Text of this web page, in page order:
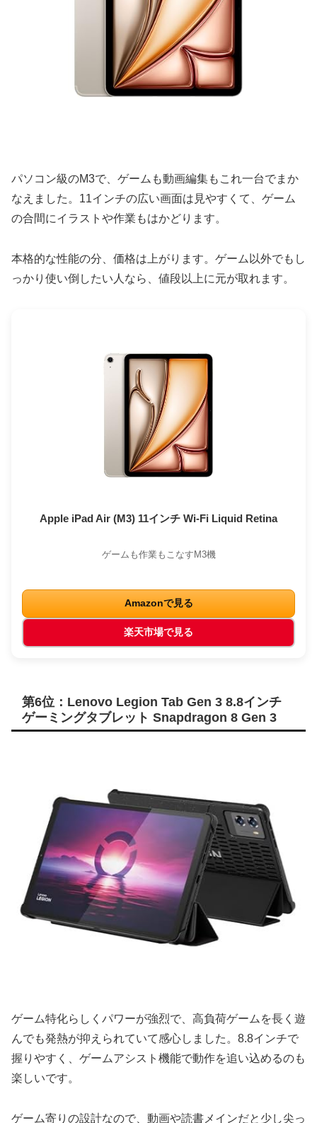
パソコン級のM3で、ゲームも動画編集もこれ一台でまか
なえました。11インチの広い画面は見やすくて、ゲーム
の合間にイラストや作業もはかどります。
本格的な性能の分、価格は上がります。ゲーム以外でもし
っかり使い倒したい人なら、値段以上に元が取れます。
Apple iPad Air (M3) 11インチ Wi-Fi Liquid Retina
ゲームも作業もこなすM3機
Amazonで見る
楽天市場で見る
第6位：Lenovo Legion Tab Gen 3 8.8インチ
ゲーミングタブレット Snapdragon 8 Gen 3
ゲーム特化らしくパワーが強烈で、高負荷ゲームを長く遊
んでも発熱が抑えられていて感心しました。8.8インチで
握りやすく、ゲームアシスト機能で動作を追い込めるのも
楽しいです。
ゲーム寄りの設計なので、動画や読書メインだと少し尖っ